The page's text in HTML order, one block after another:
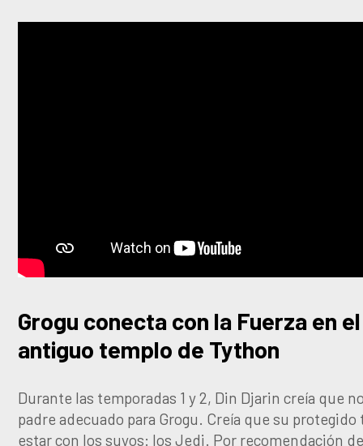
Grogu conecta con la Fuerza en el
antiguo templo de Tython
Durante las temporadas 1 y 2, Din Djarin creía que
padre adecuado para Grogu. Creía que su protegido
estar con los suyos: los Jedi. Por recomendación